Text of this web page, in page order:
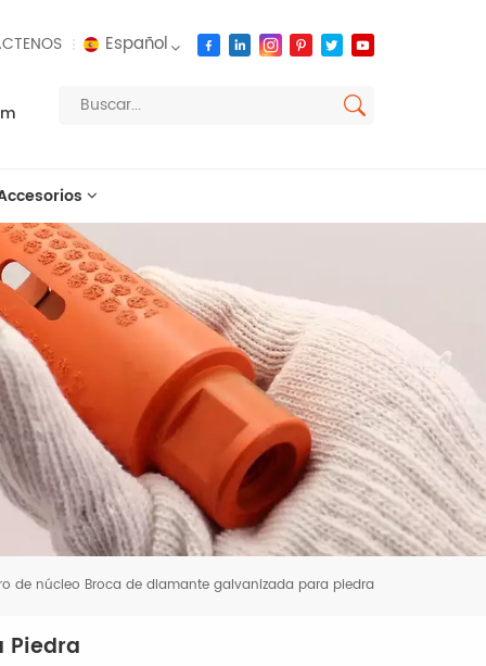
Español
русский
español
العربية
português
de núcleo Broca de diamante galvanizada para piedra
Piedra